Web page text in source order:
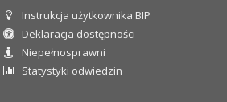
Informacje dla użytkownika
Instrukcja użytkownika BIP
Deklaracja dostępności
Niepełnosprawni
Statystyki odwiedzin